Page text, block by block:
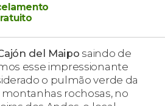
del Maipo saindo de
esse impressionante
o pulmão verde da
montanhas rochosas, no